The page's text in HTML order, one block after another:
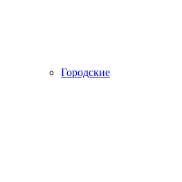
Городские